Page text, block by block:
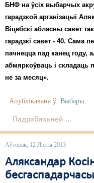
БНФ на ўсіх выбарчых
гарадзкой арганізацыі
Віцебскі абласны савет
гарадзкі савет - 40. Сама
пачнецца пад канец году,
абмяркоўваць і складаць
не за месяц».
Апублікавана ў Выбары
Падрабязьней ...
Аўторак, 12 Люты 2013
Аляксандар